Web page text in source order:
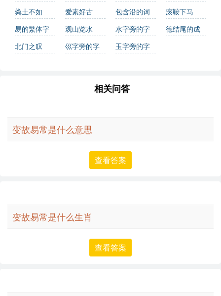
语有哪些
粪土不如
爱素好古
包含沿的词
语有哪些
滚鞍下马
易的繁体字
怎么写？这
观山览水 水字旁的字
德结尾的成
北门之叹 巛字旁的字 玉字旁的字
相关问答
变故易常是什么意思
查看答案
变故易常是什么生肖
查看答案